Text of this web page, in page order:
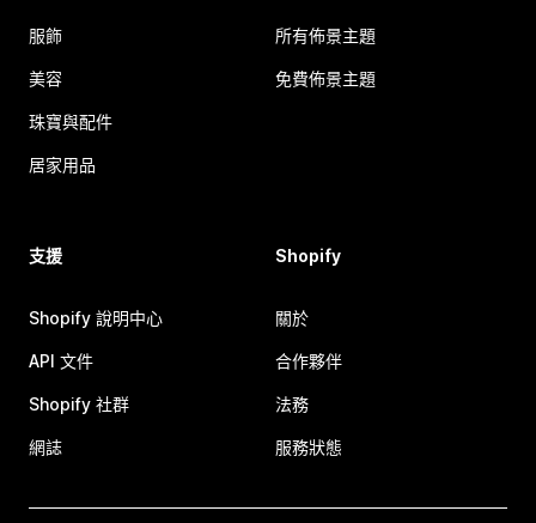
服飾
美容
珠寶與配件
居家用品
所有佈景主題
免費佈景主題
支援
Shopify 說明中心
API 文件
Shopify 社群
網誌
Shopify
關於
合作夥伴
法務
服務狀態